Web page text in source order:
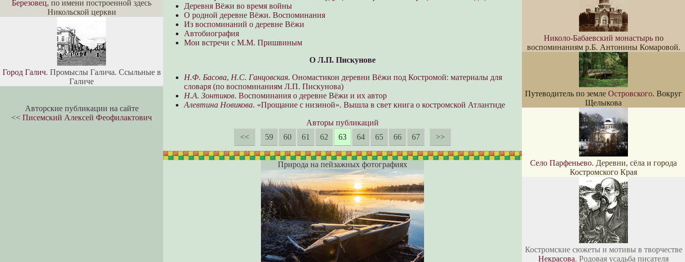
Деревня Вёжи во время войны
О родной деревне Вёжи. Воспоминания
Из воспоминаний о деревне Вёжи
Автобиография
Мои встречи с М.М. Пришвиным
О Л.П. Пискунове
Н.Ф. Басова, Н.С. Ганцовская. Ономастикон деревни Вёжи под Костромой: материалы для
словаря (по воспоминаниям Л.П. Пискунова)
Н.А. Зонтиков. Воспоминания о деревне Вёжи и их автор
Алевтина Новикова. «Прощание с низиной». Вышла в свет книга о костромской Атлантиде
Авторы публикаций
<<
59 60 61 62 63 64 65 66 67 >>
Природа на пейзажных фотографиях
Березовец, по имени построенной здесь
Никольской церкви
Город Галич. Промыслы Галича. Ссыльные в
Галиче
Авторские публикации на сайте
<< Писемский Алексей Феофилактович
Николо-Бабаевский монастырьпо
воспоминаниям р.Б. Антонины Комаровой.
Путеводитель по земле Островского. Вокруг
Щелыкова
Село Парфеньево. Деревни, сёла и города
Костромского Края
Костромские сюжеты и мотивы в творчестве
Некрасова. Родовая усадьба писателя